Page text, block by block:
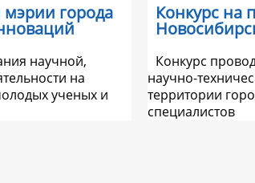
города
научной,
на
ученых и
Конкурс на
Конкурс
научно-
территории
специалистов